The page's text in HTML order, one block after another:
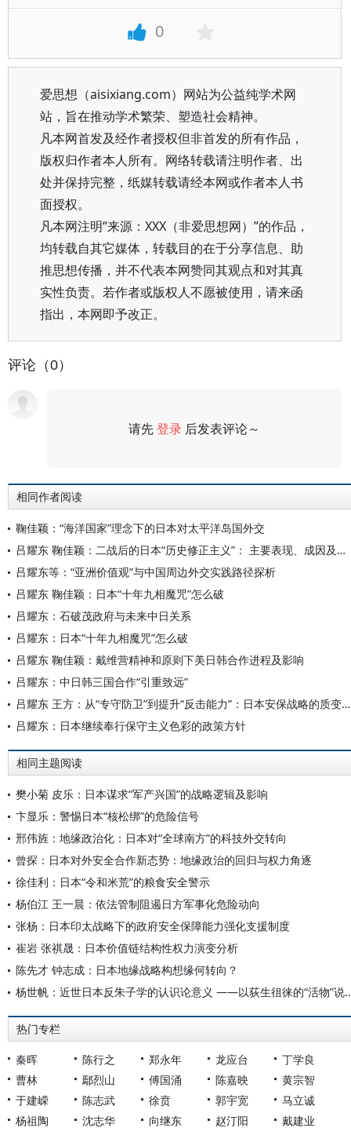
0
爱思想（aisixiang.com）网站为公益纯学术网
站，旨在推动学术繁荣、塑造社会精神。
凡本网首发及经作者授权但非首发的所有作品，
版权归作者本人所有。网络转载请注明作者、出
处并保持完整，纸媒转载请经本网或作者本人书
面授权。
凡本网注明“来源：XXX（非爱思想网）”的作品，
均转载自其它媒体，转载目的在于分享信息、助
推思想传播，并不代表本网赞同其观点和对其真
实性负责。若作者或版权人不愿被使用，请来函
指出，本网即予改正。
评论（0）
请先登录 后发表评论～
相同作者阅读
鞠佳颖：“海洋国家”理念下的日本对太平洋岛国外交
吕耀东 鞠佳颖：二战后的日本“历史修正主义”： 主要表现、成因及危害
吕耀东等：“亚洲价值观”与中国周边外交实践路径探析
吕耀东 鞠佳颖：日本“十年九相魔咒”怎么破
吕耀东：石破茂政府与未来中日关系
吕耀东：日本“十年九相魔咒”怎么破
吕耀东 鞠佳颖：戴维营精神和原则下美日韩合作进程及影响
吕耀东：中日韩三国合作“引重致远”
吕耀东 王方：从“专守防卫”到提升“反击能力”：日本安保战略的质变与影响
吕耀东：日本继续奉行保守主义色彩的政策方针
相同主题阅读
樊小菊 皮乐：日本谋求“军产兴国”的战略逻辑及影响
卞显乐：警惕日本“核松绑”的危险信号
邢伟旌：地缘政治化：日本对“全球南方”的科技外交转向
曾探：日本对外安全合作新态势：地缘政治的回归与权力角逐
徐佳利：日本“令和米荒”的粮食安全警示
杨伯江 王一晨：依法管制阻遏日方军事化危险动向
张杨：日本印太战略下的政府安全保障能力强化支援制度
崔岩 张祺晟：日本价值链结构性权力演变分析
陈先才 钟志成：日本地缘战略构想缘何转向？
杨世帆：近世日本反朱子学
热门专栏
秦晖 陈行之 郑永年 龙应台
丁学良
曹林
鄢烈山 傅国涌 陈嘉映
黄宗智
于建嵘
陈志武 徐贲 郭宇宽
马立诚
杨祖陶
沈志华 向继东 赵汀阳 戴建业